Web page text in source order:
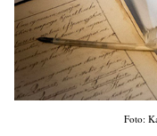
Foto: